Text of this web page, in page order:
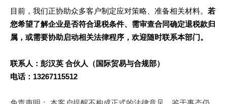
目前，我们正协助众多客户制定应对策略、准备相关材料。 若
您希望了解企业是否符合退税条件、需审查合同确定退税款归
属，或需要协助启动相关法律程序，欢迎随时联系本部门。
联系人：彭汉英 合伙人（国际贸易与合规部）
电话：13267115512